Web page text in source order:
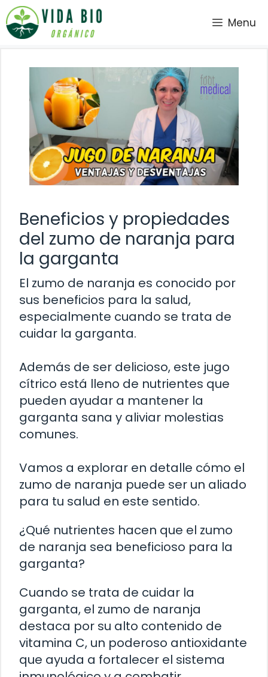
Saltar
al
contenido
Menu
Beneficios y propiedades
del zumo de naranja para
la garganta
El zumo de naranja es conocido por
sus beneficios para la salud,
especialmente cuando se trata de
cuidar la garganta.
Además de ser delicioso, este jugo
cítrico está lleno de nutrientes que
pueden ayudar a mantener la
garganta sana y aliviar molestias
comunes.
Vamos a explorar en detalle cómo el
zumo de naranja puede ser un aliado
para tu salud en este sentido.
¿Qué nutrientes hacen que el zumo
de naranja sea beneficioso para la
garganta?
Cuando se trata de cuidar la
garganta, el zumo de naranja
destaca por su alto contenido de
vitamina C, un poderoso antioxidante
que ayuda a fortalecer el sistema